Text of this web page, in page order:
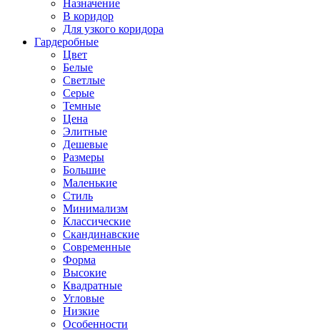
Назначение
В коридор
Для узкого коридора
Гардеробные
Цвет
Белые
Светлые
Серые
Темные
Цена
Элитные
Дешевые
Размеры
Большие
Маленькие
Стиль
Минимализм
Классические
Скандинавские
Современные
Форма
Высокие
Квадратные
Угловые
Низкие
Особенности